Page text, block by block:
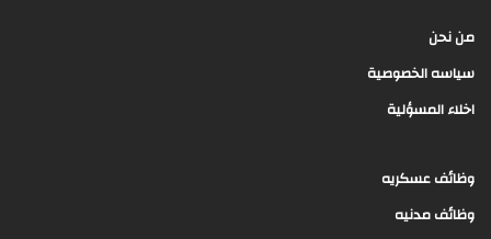
من نحن
سياسه الخصوصية
اخلاء المسؤلية
وظائف عسكريه
وظائف مدنيه